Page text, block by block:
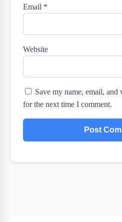
Email *
Website
Save my name, email,
for the next time I comment.